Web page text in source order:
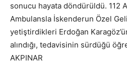
sonucu hayata döndürüldü. 112
Ambulansla İskenderun Özel
yetiştirdikleri Erdoğan
alındığı, tedavisinin sürdüğü
AKPINAR